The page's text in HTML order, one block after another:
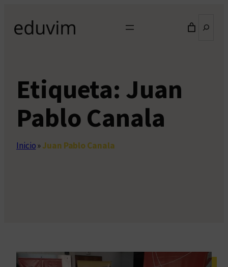
contenido
Etiqueta: Juan
Pablo Canala
Inicio»Juan Pablo Canala